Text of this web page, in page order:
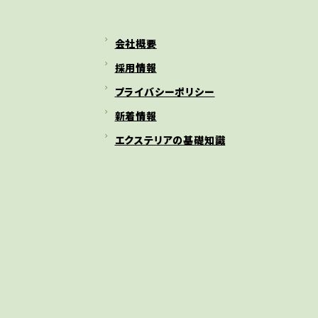
会社概要
採用情報
プライバシーポリシー
新着情報
エクステリアの基礎知識